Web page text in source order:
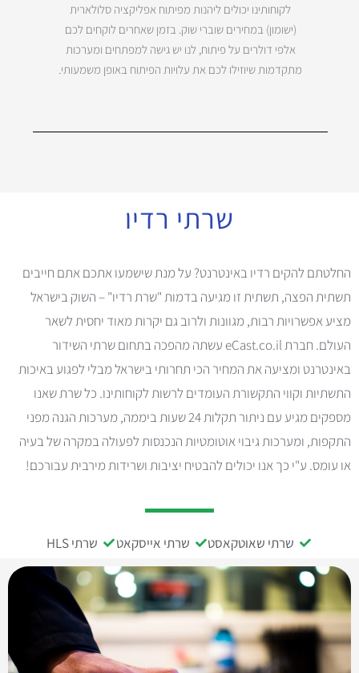
לקוחותינו יכולים ליהנות מפיתוח אפליקציה סלולארית
(ישומון) במחירים שוברי שוק. בזמן שאחרים לוקחים לכם
אלפי דולרים על פיתוח, לנו יש גישה למפתחים ומערכות
מתקדמות שיוזילו לכם את עלויות הפיתוח באופן משמעותי.
שרתי רדיו
החלטתם להקים רדיו באינטרנט? על מנת שישמעו אתכם אתם חייבים
תשתית הפצה, תשתית זו מגיעה בדמות "שרת רדיו" – השוק בישראל
מציע אפשרויות רבות, מגוונות ולרוב גם יקרות מאוד יחסית לשאר
העולם. חברת eCast.co.il עשתה מהפכה בתחום שרתי השידור
באינטרנט ומציעה את המחיר הכי תחרותי בישראל מבלי לפגוע באיכות
התשתיות וקווי התקשורת העומדים לרשות לקוחותינו. כל שרת שאנו
מספקים מגיע עם ניתור תקלות 24 שעות ביממה, מערכות הגנה מפני
התקפות, ומערכות גיבוי אוטומטיות הנכנסות לפעולה במקרה של בעיה
או עומס. ע"י כך אנו יכולים להבטיח יציבות ושרידות מירבית עבורכם!
שרתי שאוטקאסט שרתי אייסקאט שרתי HLS